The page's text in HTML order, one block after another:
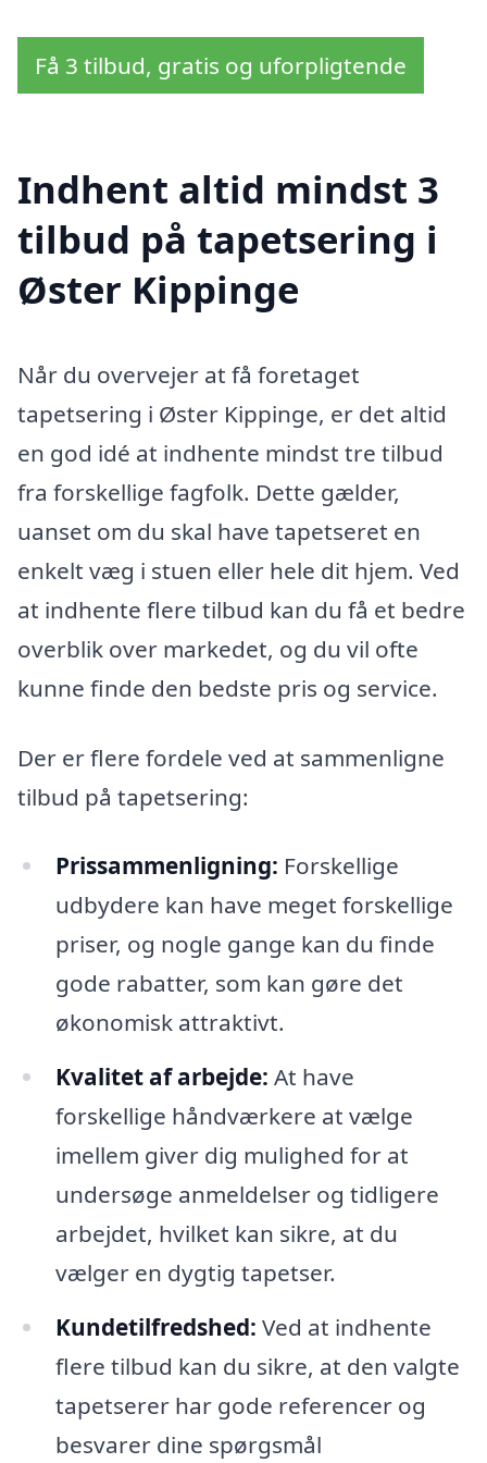
Få 3 tilbud, gratis og uforpligtende
Indhent altid mindst 3
tilbud på tapetsering i
Øster Kippinge
Når du overvejer at få foretaget
tapetsering i Øster Kippinge, er det altid
en god idé at indhente mindst tre tilbud
fra forskellige fagfolk. Dette gælder,
uanset om du skal have tapetseret en
enkelt væg i stuen eller hele dit hjem. Ved
at indhente flere tilbud kan du få et bedre
overblik over markedet, og du vil ofte
kunne finde den bedste pris og service.
Der er flere fordele ved at sammenligne
tilbud på tapetsering:
Prissammenligning: Forskellige
udbydere kan have meget forskellige
priser, og nogle gange kan du finde
gode rabatter, som kan gøre det
økonomisk attraktivt.
Kvalitet af arbejde: At have
forskellige håndværkere at vælge
imellem giver dig mulighed for at
undersøge anmeldelser og tidligere
arbejdet, hvilket kan sikre, at du
vælger en dygtig tapetser.
Kundetilfredshed: Ved at indhente
flere tilbud kan du sikre, at den valgte
tapetserer har gode referencer og
besvarer dine spørgsmål